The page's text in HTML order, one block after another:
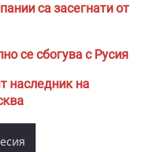
са засегнати от
се сбогува с Русия
наследник на